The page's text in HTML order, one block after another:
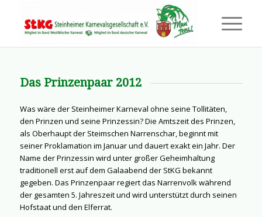
Das Prinzenpaar 2012
Was wäre der Steinheimer Karneval ohne seine Tollitäten,
den Prinzen und seine Prinzessin? Die Amtszeit des Prinzen,
als Oberhaupt der Steimschen Narrenschar, beginnt mit
seiner Proklamation im Januar und dauert exakt ein Jahr. Der
Name der Prinzessin wird unter großer Geheimhaltung
traditionell erst auf dem Galaabend der StKG bekannt
gegeben. Das Prinzenpaar regiert das Narrenvolk während
der gesamten 5. Jahreszeit und wird unterstützt durch seinen
Hofstaat und den Elferrat.